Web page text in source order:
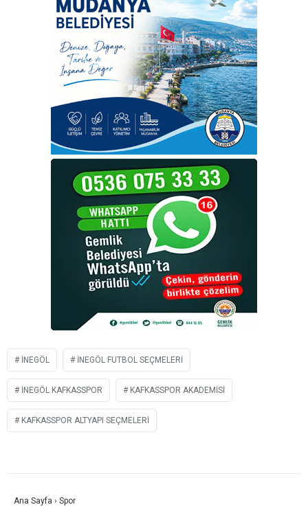
İNEGÖL İNEGÖL FUTBOL SEÇMELERI
INEGÖL KAFKASSPOR KAFKASSPOR AKADEMISI
KAFKASSPOR ALTYAPI SEÇMELERI
Ana Sayfa › Spor